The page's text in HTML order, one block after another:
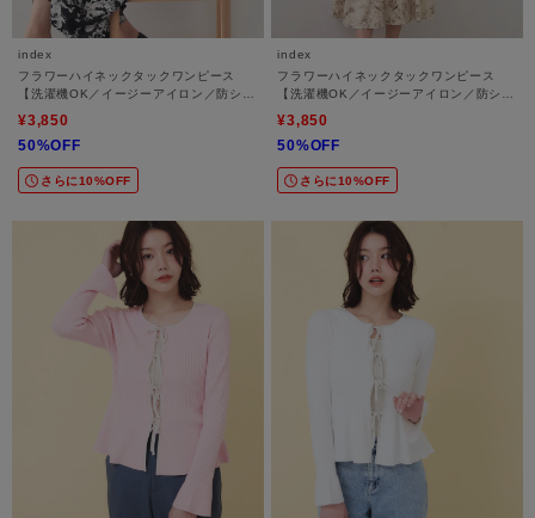
index
フラワーハイネックタックワンピース
【洗濯機OK／イージーアイロン／防シ
¥3,850
50%OFF
さらに10%OFF
index
フラワーハイネックタックワンピース
【洗濯機OK／イージーアイロン／防シ
¥3,850
50%OFF
さらに10%OFF